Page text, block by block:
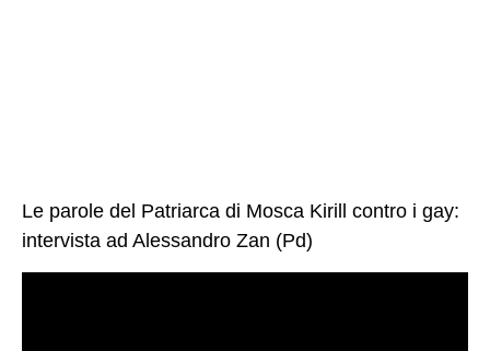
Le parole del Patriarca di Mosca Kirill contro i gay:
intervista ad Alessandro Zan (Pd)